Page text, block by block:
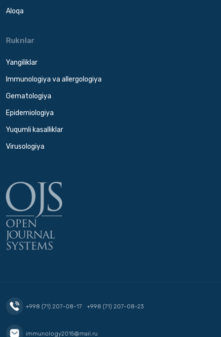
Aloqa
Ruknlar
Yangiliklar
Immunologiya va allergologiya
Gematologiya
Epidemiologiya
Yuqumli kasalliklar
Virusologiya
+998 (71) 207-08-17 +998 (71) 207-08-23
immunology2015@mail.ru